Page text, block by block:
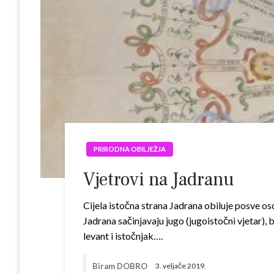
PRIRODNA OBILJEŽJA
Vjetrovi na Jadranu
Cijela istočna strana Jadrana obiluje posve
Jadrana sačinjavaju jugo (jugoistočni vjetar),
levant i istočnjak….
Biram DOBRO 3. veljače 2019.